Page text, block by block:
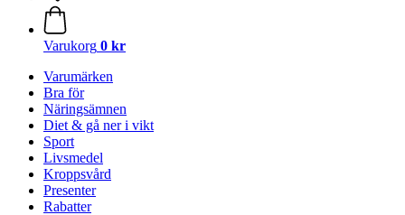
Varukorg 0 kr
Varumärken
Bra för
Näringsämnen
Diet & gå ner i vikt
Sport
Livsmedel
Kroppsvård
Presenter
Rabatter